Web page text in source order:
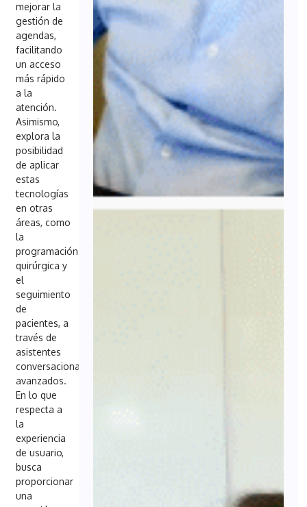
mejorar la
gestión de
agendas,
facilitando
un acceso
más rápido
a la
atención.
Asimismo,
explora la
posibilidad
de aplicar
estas
tecnologías
en otras
áreas, como
la
programación
quirúrgica y
el
seguimiento
de
pacientes, a
través de
asistentes
conversacionales
avanzados.
En lo que
respecta a
la
experiencia
de usuario,
busca
proporcionar
una